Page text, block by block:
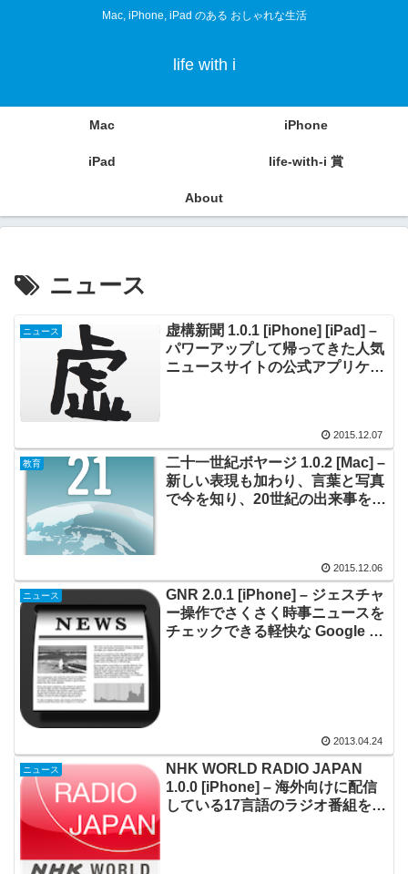
Mac, iPhone, iPad のある おしゃれな生活
life with i
Mac iPhone
iPad life-with-i 賞
About
ニュース
ニュース
虚構新聞 1.0.1 [iPhone] [iPad] –
パワーアップして帰ってきた人気
ニュースサイトの公式アプリケー
2015.12.07
教育
二十一世紀ボヤージ 1.0.2 [Mac] –
新しい表現も加わり、言葉と写真
で今を知り、20世紀の出来事を振
2015.12.06
ニュース
GNR 2.0.1 [iPhone] – ジェスチャ
ー操作でさくさく時事ニュースを
チェックできる軽快な Google ニ
2013.04.24
ニュース
NHK WORLD RADIO JAPAN
1.0.0 [iPhone] – 海外向けに配信
している17言語のラジオ番組を聴